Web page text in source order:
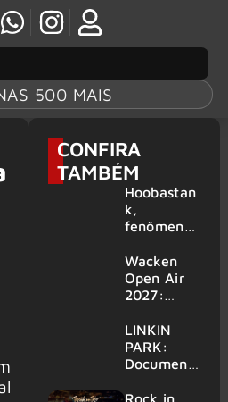
500 MAIS
CONFIRA
TAMBÉM
Hoobastan
k,
fenômeno
rock anos
2000,
volta ao
6 shows
Wacken
Open Air
2027:
amplia
line-up e
já
mais de 50
LINKIN
PARK:
Document
‘Unshatter’
Rock in